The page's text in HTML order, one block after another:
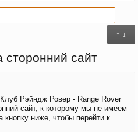
↑ ↓
сайт
Рэйндж Ровер - Range Rover
сайт, к которому мы не имеем
кнопку ниже, чтобы перейти к